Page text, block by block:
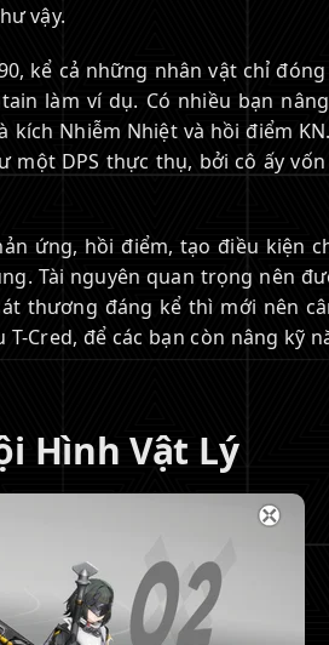
vậy.
kể cả những nhân vật chỉ
làm ví dụ. Có nhiều bạn
Nhiễm Nhiệt và hồi điểm
một DPS thực thụ, bởi cô ấy
ứng, hồi điểm, tạo điều kiện
Tài nguyên quan trọng nên
thương đáng kể thì mới nên
Cred, để các bạn còn nâng kỹ
Hình Vật Lý